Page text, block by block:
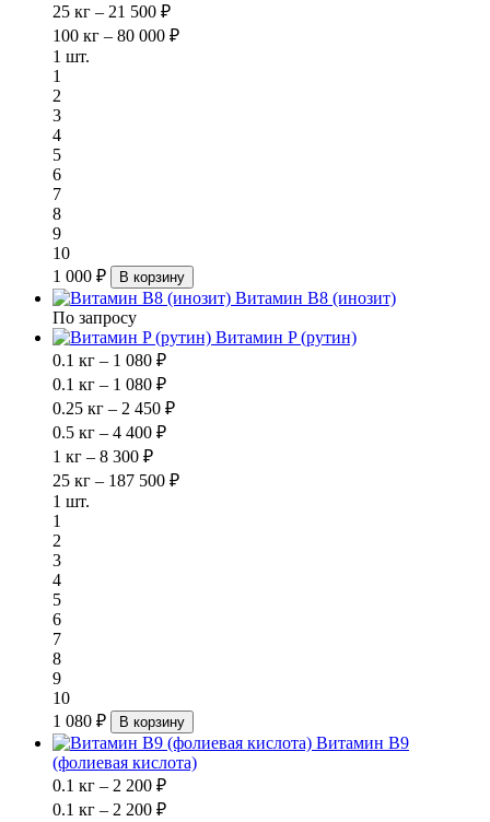
25 кг – 21 500 ₽
100 кг – 80 000 ₽
1 шт.
1
2
3
4
5
6
7
8
9
10
1 000 ₽
В корзину
Витамин В8 (инозит)
По запросу
Витамин P (рутин)
0.1 кг – 1 080 ₽
0.1 кг – 1 080 ₽
0.25 кг – 2 450 ₽
0.5 кг – 4 400 ₽
1 кг – 8 300 ₽
25 кг – 187 500 ₽
1 шт.
1
2
3
4
5
6
7
8
9
10
1 080 ₽
В корзину
Витамин В9
(фолиевая кислота)
0.1 кг – 2 200 ₽
0.1 кг – 2 200 ₽